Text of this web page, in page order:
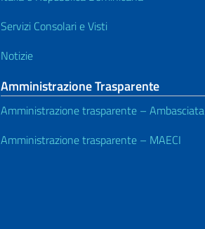
Servizi Consolari e Visti
Notizie
Amministrazione Trasparente
Amministrazione trasparente – Ambasciata
Amministrazione trasparente – MAECI